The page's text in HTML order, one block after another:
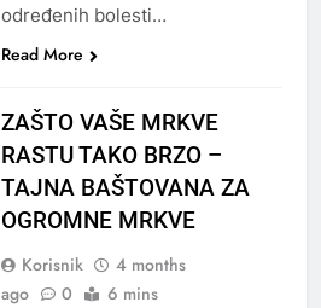
određenih bolesti…
Read More
ZAŠTO VAŠE MRKVE
RASTU TAKO BRZO –
TAJNA BAŠTOVANA ZA
OGROMNE MRKVE
Korisnik
4 months
ago
0 6 mins